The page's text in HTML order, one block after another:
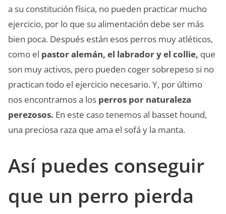
a su constitución física, no pueden practicar mucho
ejercicio, por lo que su alimentación debe ser más
bien poca. Después están esos perros muy atléticos,
como el pastor alemán, el labrador y el collie, que
son muy activos, pero pueden coger sobrepeso si no
practican todo el ejercicio necesario. Y, por último
nos encontramos a los perros por naturaleza
perezosos. En este caso tenemos al basset hound,
una preciosa raza que ama el sofá y la manta.
Así puedes conseguir
que un perro pierda